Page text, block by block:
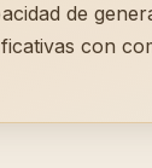
de
con